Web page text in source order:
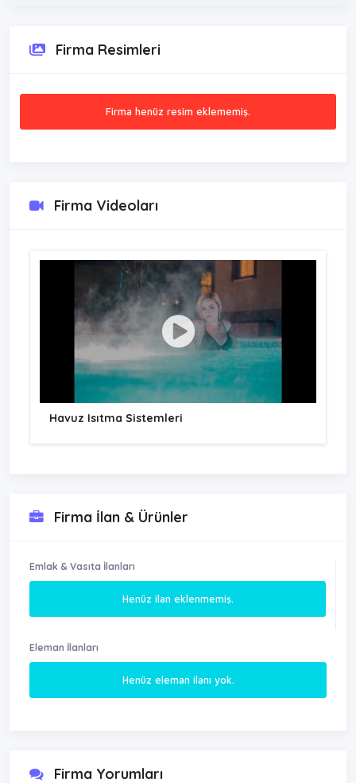
Firma Resimleri
Firma henüz resim eklememiş.
Firma Videoları
Havuz Isıtma Sistemleri
Firma İlan & Ürünler
Emlak & Vasıta İlanları
Henüz ilan eklenmemiş.
Eleman İlanları
Henüz eleman ilanı yok.
Firma Yorumları